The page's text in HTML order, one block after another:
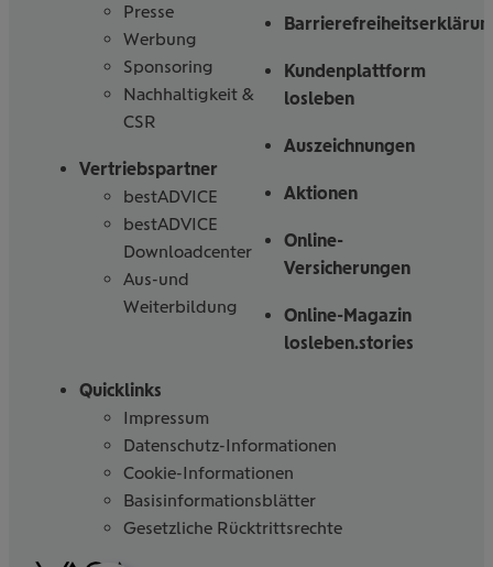
Presse
Werbung
Sponsoring
Nachhaltigkeit &
CSR
Vertriebspartner
bestADVICE
bestADVICE
Downloadcenter
Aus-und
Weiterbildung
Kundenplattform
losleben
Auszeichnungen
Aktionen
Online-
Versicherungen
Online-Magazin
losleben.stories
Quicklinks
Impressum
Datenschutz-Informationen
Cookie-Informationen
Basisinformationsblätter
Gesetzliche Rücktrittsrechte